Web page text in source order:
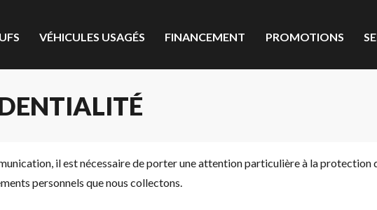
VÉHICULES USAGÉS FINANCEMENT PROMOTIONS
il est nécessaire de porter une attention particulière à la protection
personnels que nous collectons.